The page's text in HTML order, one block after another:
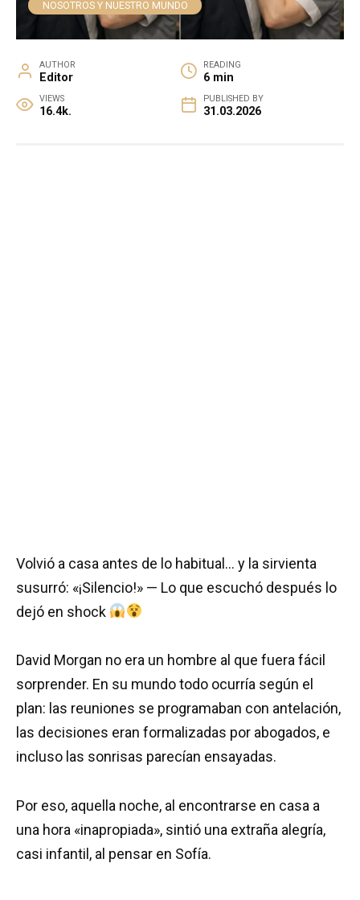
NOSOTROS Y NUESTRO MUNDO
AUTHOR
Editor
READING
6 min
VIEWS
16.4k.
PUBLISHED BY
31.03.2026
Volvió a casa antes de lo habitual… y la sirvienta
susurró: «¡Silencio!» — Lo que escuchó después lo
dejó en shock
David Morgan no era un hombre al que fuera fácil
sorprender. En su mundo todo ocurría según el
plan: las reuniones se programaban con antelación,
las decisiones eran formalizadas por abogados, e
incluso las sonrisas parecían ensayadas.
Por eso, aquella noche, al encontrarse en casa a
una hora «inapropiada», sintió una extraña alegría,
casi infantil, al pensar en Sofía.